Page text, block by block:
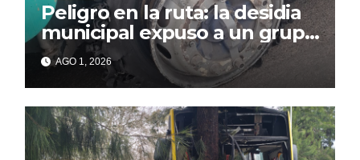
Peligro en la ruta: la desidia
municipal expuso a un grupo
de berissenses
AGO 1, 2026